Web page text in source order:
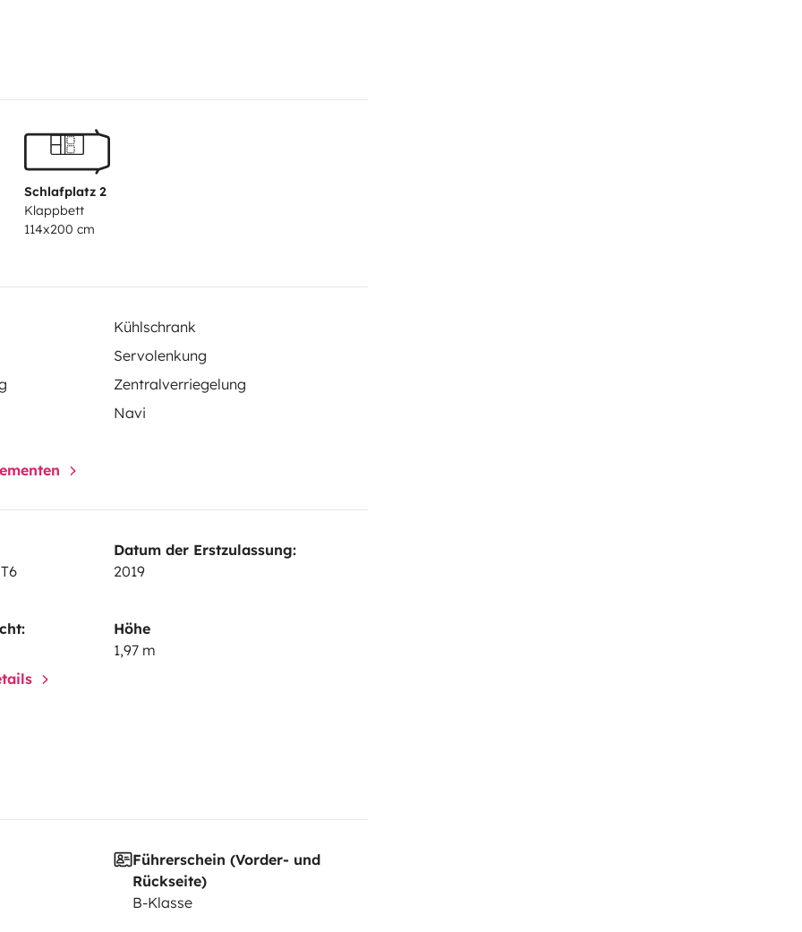
)
profitez d’une totale liberté
Schlafplatz 2
Klappbett
114x200 cm
Kühlschrank
Servolenkung
Zentralverriegelung
Navi
Datum der Erstzulassung:
2019
Höhe
1,97 m
Führerschein (Vorder- und
Rückseite)
B-Klasse